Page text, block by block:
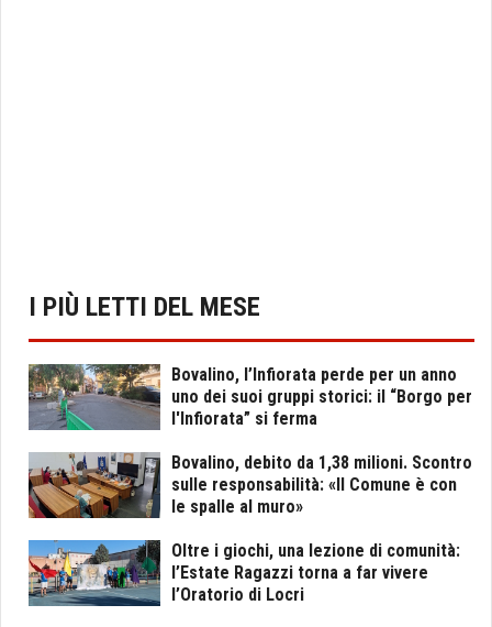
I PIÙ LETTI DEL MESE
Bovalino, l’Infiorata perde per un anno
uno dei suoi gruppi storici: il “Borgo per
l'Infiorata” si ferma
Bovalino, debito da 1,38 milioni. Scontro
sulle responsabilità: «Il Comune è con
le spalle al muro»
Oltre i giochi, una lezione di comunità:
l’Estate Ragazzi torna a far vivere
l’Oratorio di Locri